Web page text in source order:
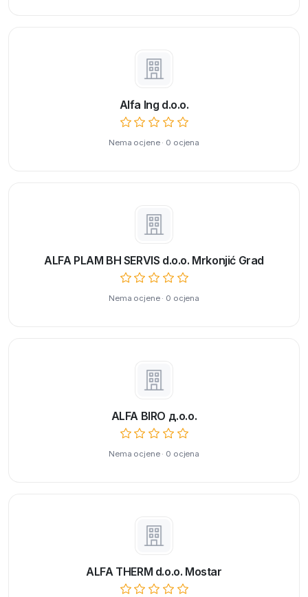
Alfa Ing d.o.o.
Nema ocjene · 0 ocjena
ALFA PLAM BH SERVIS d.o.o. Mrkonjić Grad
Nema ocjene · 0 ocjena
ALFA BIRO д.о.о.
Nema ocjene · 0 ocjena
ALFA THERM d.o.o. Mostar